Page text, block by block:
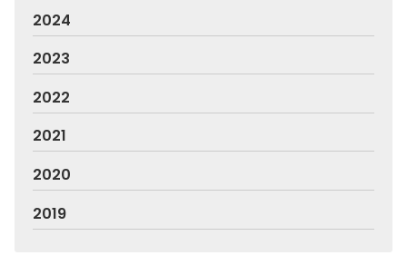
2024
2023
2022
2021
2020
2019